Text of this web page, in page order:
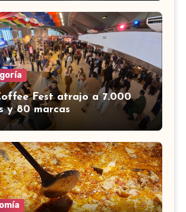
Fest atrajo a 7.000
y 80 marcas